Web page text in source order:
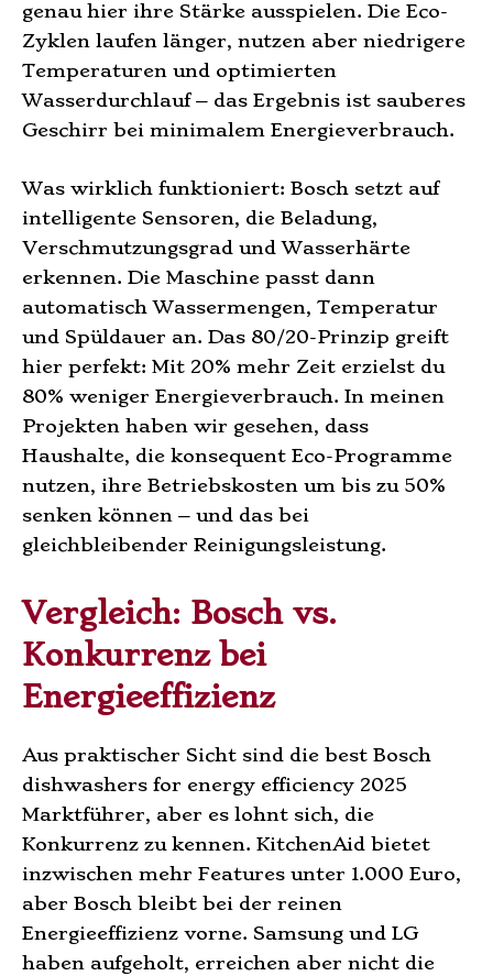
genau hier ihre Stärke ausspielen. Die Eco-
Zyklen laufen länger, nutzen aber niedrigere
Temperaturen und optimierten
Wasserdurchlauf – das Ergebnis ist sauberes
Geschirr bei minimalem Energieverbrauch.
Was wirklich funktioniert: Bosch setzt auf
intelligente Sensoren, die Beladung,
Verschmutzungsgrad und Wasserhärte
erkennen. Die Maschine passt dann
automatisch Wassermengen, Temperatur
und Spüldauer an. Das 80/20-Prinzip greift
hier perfekt: Mit 20% mehr Zeit erzielst du
80% weniger Energieverbrauch. In meinen
Projekten haben wir gesehen, dass
Haushalte, die konsequent Eco-Programme
nutzen, ihre Betriebskosten um bis zu 50%
senken können – und das bei
gleichbleibender Reinigungsleistung.
Vergleich: Bosch vs.
Konkurrenz bei
Energieeffizienz
Aus praktischer Sicht sind die best Bosch
dishwashers for energy efficiency 2025
Marktführer, aber es lohnt sich, die
Konkurrenz zu kennen. KitchenAid bietet
inzwischen mehr Features unter 1.000 Euro,
aber Bosch bleibt bei der reinen
Energieeffizienz vorne. Samsung und LG
haben aufgeholt, erreichen aber nicht die